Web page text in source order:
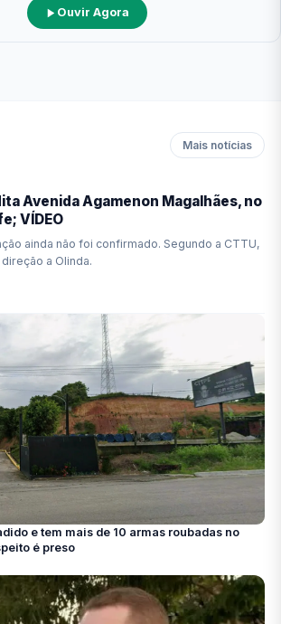
Ouvir Agora
Mais notícias
Avenida Agamenon Magalhães, no
VÍDEO
ainda não foi confirmado. Segundo a CTTU,
a Olinda.
e tem mais de 10 armas roubadas no
é preso